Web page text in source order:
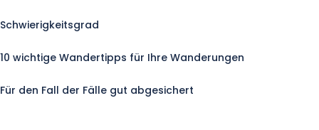
Schwierigkeitsgrad
10 wichtige Wandertipps für Ihre Wanderungen
Für den Fall der Fälle gut abgesichert